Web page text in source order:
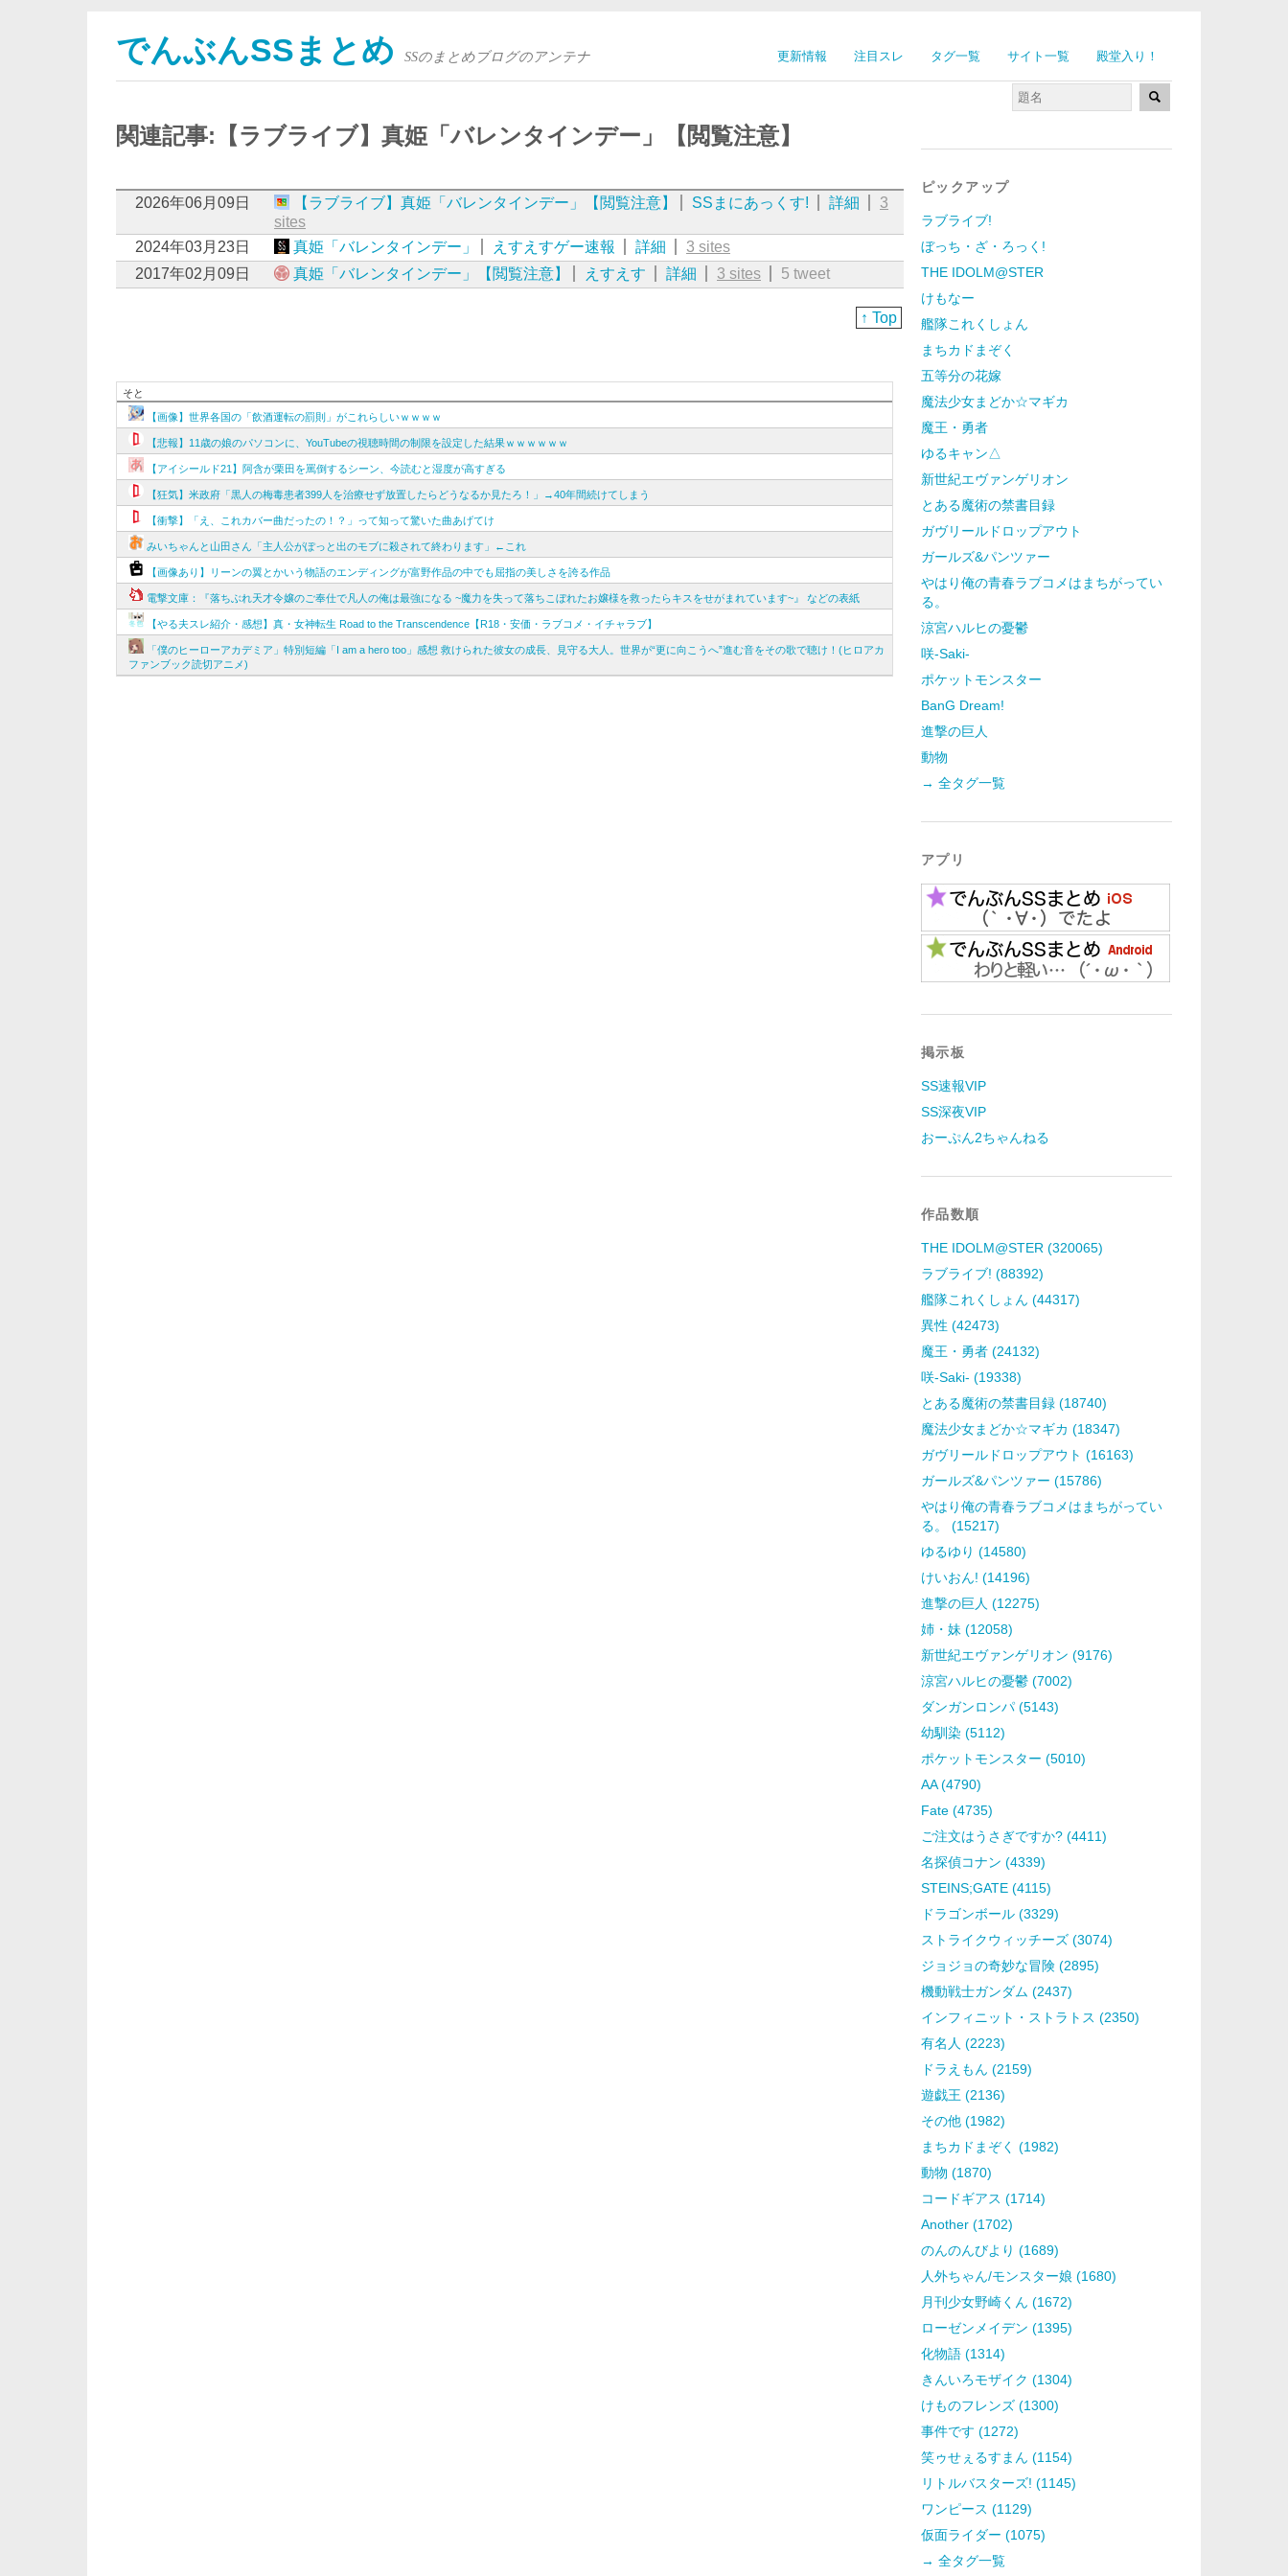
更新情報 注目スレ タグ一覧 サイト一覧 殿堂入り！
でんぶんSSまとめ SSのまとめブログのアンテナ
関連記事:【ラブライブ】真姫「バレンタインデー」【閲覧注意】
2026年06月09日 【ラブライブ】真姫「バレンタインデー」【閲覧注意】 SSまにあっくす! 詳細
3
sites
2024年03月23日
真姫「バレンタインデー」 えすえすゲー速報 詳細
3 sites
2017年02月09日
真姫「バレンタインデー」【閲覧注意】 えすえす 詳細 3 sites 5 tweet
↑ Top
そと
【画像】世界各国の「飲酒運転の罰則」がこれらしいｗｗｗｗ
【悲報】11歳の娘のパソコンに、YouTubeの視聴時間の制限を設定した結果ｗｗｗｗｗｗ
【アイシールド21】阿含が栗田を罵倒するシーン、今読むと湿度が高すぎる
【狂気】米政府「黒人の梅毒患者399人を治療せず放置したらどうなるか見たろ！」→40年間続けてしまう
【衝撃】「え、これカバー曲だったの！？」って知って驚いた曲あげてけ
みいちゃんと山田さん「主人公がぽっと出のモブに殺されて終わります」←これ
【画像あり】リーンの翼とかいう物語のエンディングが富野作品の中でも屈指の美しさを誇る作品
電撃文庫：『落ちぶれ天才令嬢のご奉仕で凡人の俺は最強になる ~魔力を失って落ちこぼれたお嬢様を救ったらキスをせがまれています~』 などの表紙
【やる夫スレ紹介・感想】真・女神転生 Road to the Transcendence【R18・安価・ラブコメ・イチャラブ】
「僕のヒーローアカデミア」特別短編「I am a hero too」感想 救けられた彼女の成長、見守る大人。世界が“更に向こうへ”進む音をその歌で聴け！(ヒロアカ
ファンブック読切アニメ)
ピックアップ
ラブライブ!
ぼっち・ざ・ろっく!
THE IDOLM@STER
けもなー
艦隊これくしょん
まちカドまぞく
五等分の花嫁
魔法少女まどか☆マギカ
魔王・勇者
ゆるキャン△
新世紀エヴァンゲリオン
とある魔術の禁書目録
ガヴリールドロップアウト
ガールズ&パンツァー
やはり俺の青春ラブコメはまちがってい
る。
涼宮ハルヒの憂鬱
咲-Saki-
ポケットモンスター
BanG Dream!
進撃の巨人
動物
→ 全タグ一覧
アプリ
掲示板
SS速報VIP
SS深夜VIP
おーぷん2ちゃんねる
作品数順
THE IDOLM@STER (320065)
ラブライブ! (88392)
艦隊これくしょん (44317)
異性 (42473)
魔王・勇者 (24132)
咲-Saki- (19338)
とある魔術の禁書目録 (18740)
魔法少女まどか☆マギカ (18347)
ガヴリールドロップアウト (16163)
ガールズ&パンツァー (15786)
やはり俺の青春ラブコメはまちがってい
る。 (15217)
ゆるゆり (14580)
けいおん! (14196)
進撃の巨人 (12275)
姉・妹 (12058)
新世紀エヴァンゲリオン (9176)
涼宮ハルヒの憂鬱 (7002)
ダンガンロンパ (5143)
幼馴染 (5112)
ポケットモンスター (5010)
AA (4790)
Fate (4735)
ご注文はうさぎですか? (4411)
名探偵コナン (4339)
STEINS;GATE (4115)
ドラゴンボール (3329)
ストライクウィッチーズ (3074)
ジョジョの奇妙な冒険 (2895)
機動戦士ガンダム (2437)
インフィニット・ストラトス (2350)
有名人 (2223)
ドラえもん (2159)
遊戯王 (2136)
その他 (1982)
まちカドまぞく (1982)
動物 (1870)
コードギアス (1714)
Another (1702)
のんのんびより (1689)
人外ちゃん/モンスター娘 (1680)
月刊少女野崎くん (1672)
ローゼンメイデン (1395)
化物語 (1314)
きんいろモザイク (1304)
けものフレンズ (1300)
事件です (1272)
笑ゥせぇるすまん (1154)
リトルバスターズ! (1145)
ワンピース (1129)
仮面ライダー (1075)
→ 全タグ一覧